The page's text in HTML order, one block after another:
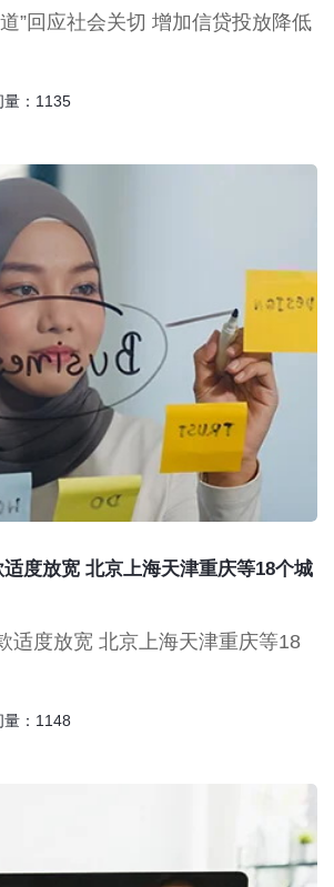
”回应社会关切 增加信贷投放降低
量：1135
度放宽 北京上海天津重庆等18个城
适度放宽 北京上海天津重庆等18
量：1148